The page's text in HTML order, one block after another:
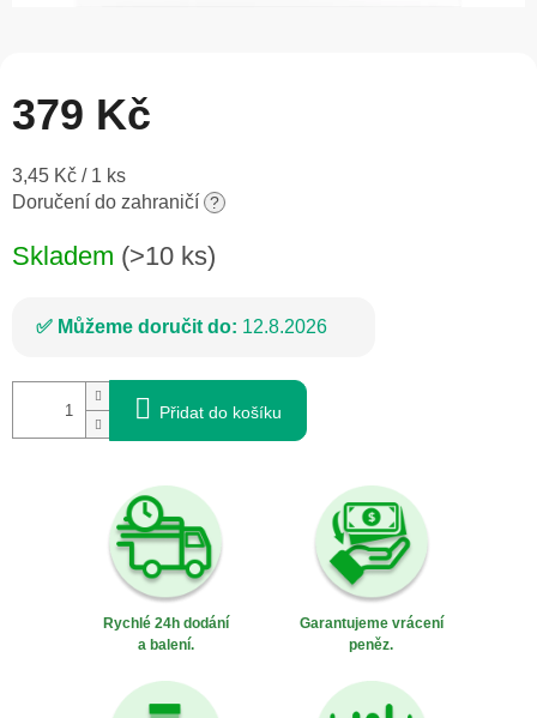
379 Kč
Měrná
cena:
3,45 Kč / 1 ks
Doručení do zahraničí ?
Skladem (>10 ks)
Můžeme doručit do: 12.8.2026
Přidat do košíku
Rychlé 24h dodání
a balení.
Garantujeme vrácení
peněz.